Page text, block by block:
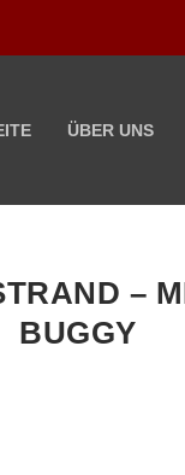
ÜBER UNS
–
BUGGY